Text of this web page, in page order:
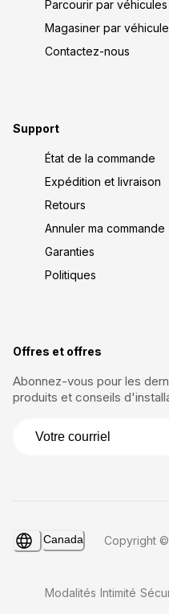
Parcourir par véhicules
Magasiner par véhicule
Contactez-nous
Support
État de la commande
Expédition et livraison
Retours
Annuler ma commande
Garanties
Politiques
Offres et offres
Abonnez-vous pour les
produits et conseils
Canada Copyright
Modalités Intimité